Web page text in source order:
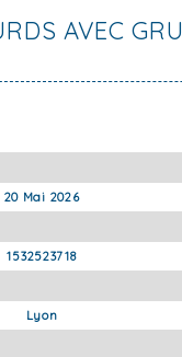
AVEC
20 Mai 2026
1532523718
Lyon